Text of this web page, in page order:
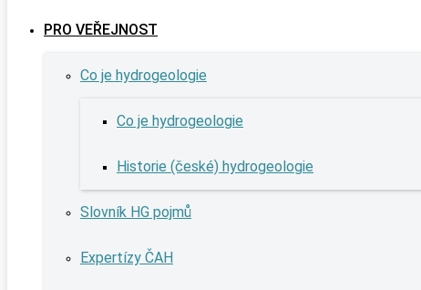
PRO VEŘEJNOST
Co je hydrogeologie
Co je hydrogeologie
Historie (české) hydrogeologie
Slovník HG pojmů
Expertízy ČAH